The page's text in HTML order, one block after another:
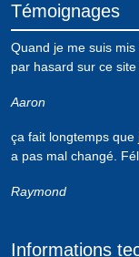
Témoignages
Quand je me suis
par hasard sur ce
Aaron
ça fait longtemps que
a pas mal changé.
Raymond
Informations